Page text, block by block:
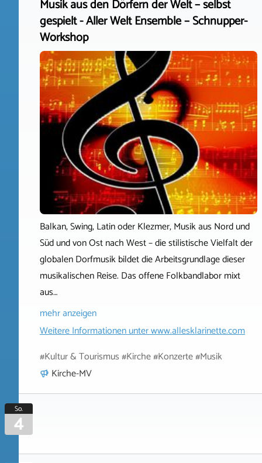
Musik aus den Dörfern der Welt – selbst
gespielt - Aller Welt Ensemble – Schnupper-
Workshop
Balkan, Swing, Latin oder Klezmer, Musik aus Nord und
Süd und von Ost nach West – die stilistische Vielfalt der
globalen Dorfmusik bildet die Arbeitsgrundlage dieser
musikalischen Reise. Das offene Folkbandlabor mixt
aus…
mehr anzeigen
Weitere Informationen unterwww.allesklarinette.com
#Kultur & Tourismus #Kirche #Konzerte #Musik
Kirche-MV
So.
4